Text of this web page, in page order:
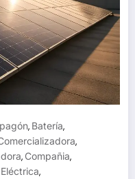
, Batería,
,
, Compañia,
Eléctrica,